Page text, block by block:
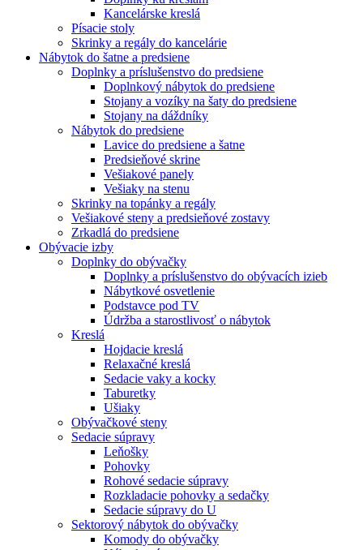
Kancelárske kreslá
Písacie stoly
Skrinky a regály do kancelárie
Nábytok do šatne a predsiene
Doplnky a príslušenstvo do predsiene
Doplnkový nábytok do predsiene
Stojany a vozíky na šaty do predsiene
Stojany na dáždníky
Nábytok do predsiene
Lavice do predsiene a šatne
Predsieňové skrine
Vešiakové panely
Vešiaky na stenu
Skrinky na topánky a regály
Vešiakové steny a predsieňové zostavy
Zrkadlá do predsiene
Obývacie izby
Doplnky do obývačky
Doplnky a príslušenstvo do obývacích izieb
Nábytkové osvetlenie
Podstavce pod TV
Údržba a starostlivosť o nábytok
Kreslá
Hojdacie kreslá
Relaxačné kreslá
Sedacie vaky a kocky
Taburetky
Ušiaky
Obývačkové steny
Sedacie súpravy
Leňošky
Pohovky
Rohové sedacie súpravy
Rozkladacie pohovky a sedačky
Sedacie súpravy do U
Sektorový nábytok do obývačky
Komody do obývačky